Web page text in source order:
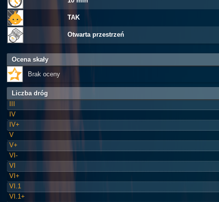
TAK
Otwarta przestrzeń
Ocena skały
Brak oceny
Liczba dróg
III
IV
IV+
V
V+
VI-
VI
VI+
VI.1
VI.1+